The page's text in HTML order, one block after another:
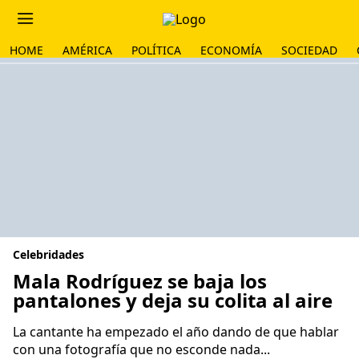
HOME AMÉRICA POLÍTICA ECONOMÍA SOCIEDAD
Celebridades
Mala Rodríguez se baja los
pantalones y deja su colita al aire
La cantante ha empezado el año dando de que hablar
con una fotografía que no esconde nada...